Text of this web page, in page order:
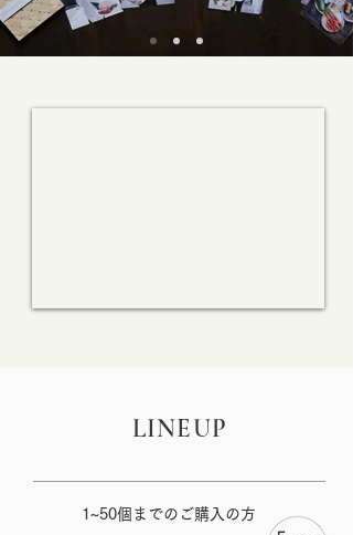
​LINEUP
1~50個までのご購入の方